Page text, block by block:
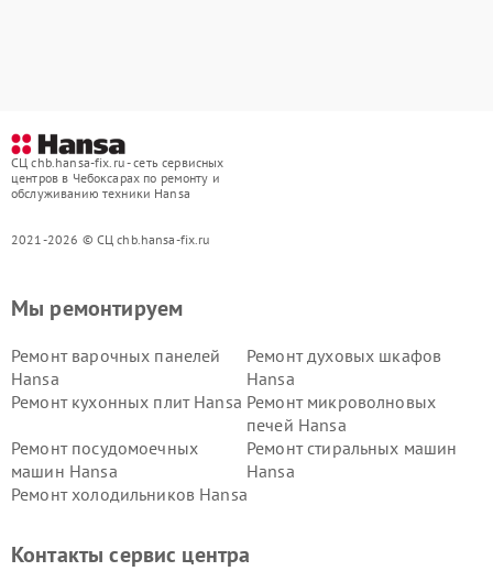
СЦ chb.hansa-fix.ru - сеть сервисных
центров в Чебоксарах по ремонту и
обслуживанию техники Hansa
2021-2026 © СЦ chb.hansa-fix.ru
Мы ремонтируем
Ремонт варочных панелей
Hansa
Ремонт духовых шкафов
Hansa
Ремонт кухонных плит Hansa Ремонт микроволновых
печей Hansa
Ремонт посудомоечных
машин Hansa
Ремонт стиральных машин
Hansa
Ремонт холодильников Hansa
Контакты сервис центра